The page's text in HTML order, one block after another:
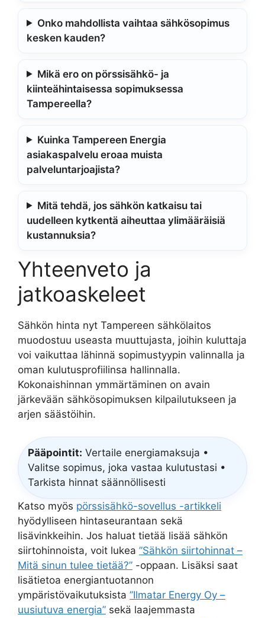
Onko mahdollista vaihtaa sähkösopimus
kesken kauden?
Mikä ero on pörssisähkö- ja
kiinteähintaisessa sopimuksessa
Tampereella?
Kuinka Tampereen Energia
asiakaspalvelu eroaa muista
palveluntarjoajista?
Mitä tehdä, jos sähkön katkaisu tai
uudelleen kytkentä aiheuttaa ylimääräisiä
kustannuksia?
Yhteenveto ja
jatkoaskeleet
Sähkön hinta nyt Tampereen sähkölaitos
muodostuu useasta muuttujasta, joihin kuluttaja
voi vaikuttaa lähinnä sopimustyypin valinnalla ja
oman kulutusprofiilinsa hallinnalla.
Kokonaishinnan ymmärtäminen on avain
järkevään sähkösopimuksen kilpailutukseen ja
arjen säästöihin.
Pääpointit: Vertaile energiamaksuja •
Valitse sopimus, joka vastaa kulutustasi •
Tarkista hinnat säännöllisesti
Katso myös pörssisähkö-sovellus -artikkeli
hyödylliseen hintaseurantaan sekä
lisävinkkeihin. Jos haluat tietää lisää sähkön
siirtohinnoista, voit lukea ”Sähkön siirtohinnat –
Mitä sinun tulee tietää?” -oppaan. Lisäksi saat
lisätietoa energiantuotannon
ympäristövaikutuksista ”Ilmatar Energy Oy –
uusiutuva energia” sekä laajemmasta